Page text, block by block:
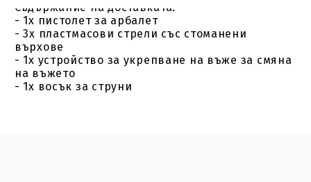
Съдържание на доставката:
- 1x пистолет за арбалет
- 3x пластмасови стрели със стоманени
върхове
- 1x устройство за укрепване на въже за смяна
на въжето
- 1x восък за струни